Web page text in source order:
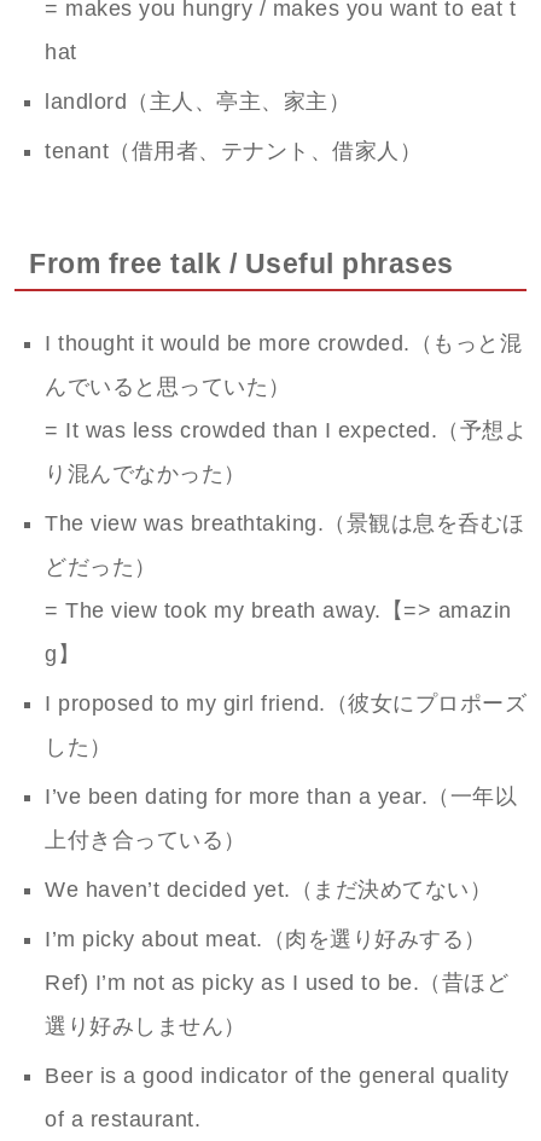
= makes you hungry / makes you want to eat t
hat
landlord（主人、亭主、家主）
tenant（借用者、テナント、借家人）
From free talk / Useful phrases
I thought it would be more crowded.（もっと混
んでいると思っていた）
= It was less crowded than I expected.（予想よ
り混んでなかった）
The view was breathtaking.（景観は息を呑むほ
どだった）
= The view took my breath away.【=> amazin
g】
I proposed to my girl friend.（彼女にプロポーズ
した）
I’ve been dating for more than a year.（一年以
上付き合っている）
We haven’t decided yet.（まだ決めてない）
I’m picky about meat.（肉を選り好みする）
Ref) I’m not as picky as I used to be.（昔ほど
選り好みしません）
Beer is a good indicator of the general quality
of a restaurant.